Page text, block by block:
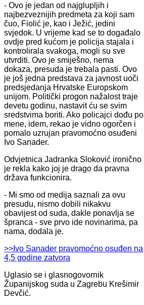
- Ovo je jedan od najglupljih i
najbezveznijih predmeta za koji sam
čuo, Fiolić je, kao i Ježić, jedini
svjedok. U vrijeme kad se to događalo
ovdje pred kućom je policija stajala i
kontrolirala svakoga, mogli su sve
utvrditi. Ovo je smiješno, nema
dokaza, presuda je trebala pasti. Ovo
je još jedna predstava za javnost uoči
predsjedanja Hrvatske Europskom
unijom. Politički progon nažalost traje
devetu godinu, nastavit ću se svim
sredstvima boriti. Ako policajci dođu po
mene, idem, rekao je vidno ogorčen i
pomalo uzrujan pravomoćno osuđeni
Ivo Sanader.
Odvjetnica Jadranka Sloković ironično
je rekla kako joj je drago da pravna
država funkcionira.
- Mi smo od medija saznali za ovu
presudu, nismo dobili nikakvu
obavijest od suda, dakle ponavlja se
špranca - sve prvo ide novinarima, pa
nama, dodala je.
>>Ivo Sanader pravomoćno osuđen na
4,5 godine zatvora
Uglasio se i glasnogovornik
Županijskog suda u Zagrebu Krešimir
Devčić.